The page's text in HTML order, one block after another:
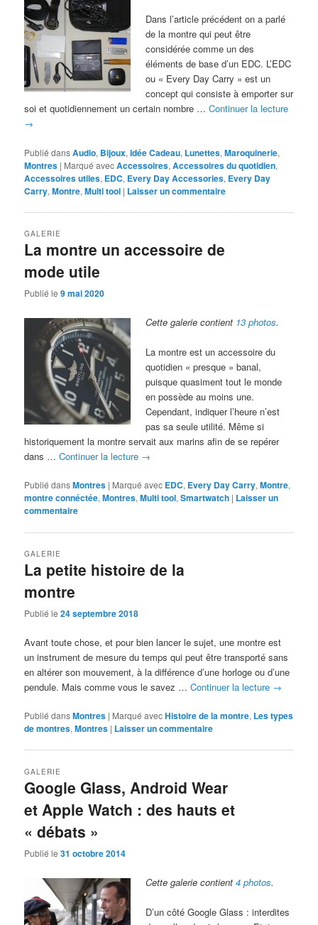
Dans l’article précédent on a parlé
de la montre qui peut être
considérée comme un des
éléments de base d’un EDC. L’EDC
ou « Every Day Carry » est un
concept qui consiste à emporter sur
soi et quotidiennement un certain nombre …Continuer la lecture
→
Publié dansAudio, Bijoux,Idée Cadeau, Lunettes,Maroquinerie,
Montres | Marqué avecAccessoires,Accessoires du quotidien,
Accessoires utiles, EDC, Every Day Accessories, Every Day
Carry,Montre,Multi tool | Laisser un commentaire
La montre un accessoire de
mode utile
GALERIE
Publié le9 mai 2020
Cette galerie contient 13 photos.
La montre est un accessoire du
quotidien « presque » banal,
puisque quasiment tout le monde
en possède au moins une.
Cependant, indiquer l’heure n’est
pas sa seule utilité. Même si
historiquement la montre servait aux marins afin de se repérer
dans …Continuer la lecture →
Publié dansMontres | Marqué avec EDC, Every Day Carry,Montre,
montre connéctée,Montres,Multi tool,Smartwatch | Laisser un
commentaire
La petite histoire de la
montre
GALERIE
Publié le24 septembre 2018
Avant toute chose, et pour bien lancer le sujet, une montre est
un instrument de mesure du temps qui peut être transporté sans
en altérer son mouvement, à la différence d’une horloge ou d’une
pendule. Mais comme vous le savez …Continuer la lecture →
Publié dansMontres | Marqué avecHistoire de la montre, Les types
de montres,Montres | Laisser un commentaire
Google Glass, Android Wear
et Apple Watch : des hauts et
« débats »
GALERIE
Publié le31 octobre 2014
Cette galerie contient4 photos.
D’un côté Google Glass : interdites